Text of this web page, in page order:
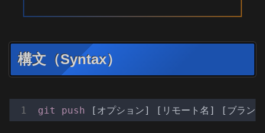
構文（Syntax）
git push [オプション] [リモート名] [ブラン